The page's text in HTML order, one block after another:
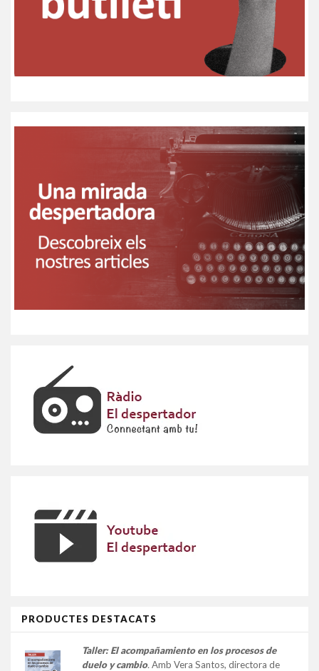
PRODUCTES DESTACATS
Taller: El acompañamiento en los procesos de
duelo y cambio. Amb Vera Santos, directora de